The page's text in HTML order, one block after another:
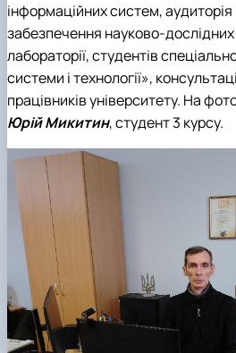
інформаційних систем,
забезпечення науково-дослідних
лабораторії, студентів
системи і технології»,
працівників університету. На
Юрій Микитин, студент 3 курсу.